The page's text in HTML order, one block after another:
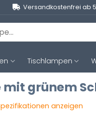
Versandkostenfrei ab
Tischlampen
grünem
anzeigen